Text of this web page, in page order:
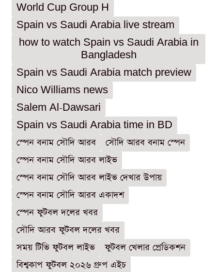
World Cup Group H
Spain vs Saudi Arabia live stream
how to watch Spain vs Saudi Arabia in
Bangladesh
Spain vs Saudi Arabia match preview
Nico Williams news
Salem Al-Dawsari
Spain vs Saudi Arabia time in BD
স্পেন বনাম সৌদি আরব
সৌদি আরব বনাম স্পেন
স্পেন বনাম সৌদি আরব লাইভ
স্পেন বনাম সৌদি আরব লাইভ দেখার উপায়
স্পেন বনাম সৌদি আরব একাদশ
স্পেন ফুটবল দলের খবর
সৌদি আরব ফুটবল দলের খবর
সময় টিভি ফুটবল লাইভ
ফুটবল খেলার প্রেডিকশন
বিশ্বকাপ ফুটবল ২০২৬ গ্রুপ এইচ